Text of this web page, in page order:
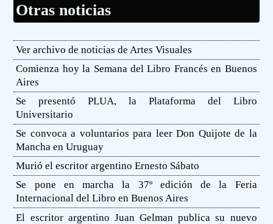
Otras noticias
Ver archivo de noticias de Artes Visuales
Comienza hoy la Semana del Libro Francés en Buenos
Aires
Se presentó PLUA, la Plataforma del Libro
Universitario
Se convoca a voluntarios para leer Don Quijote de la
Mancha en Uruguay
Murió el escritor argentino Ernesto Sábato
Se pone en marcha la 37º edición de la Feria
Internacional del Libro en Buenos Aires
El escritor argentino Juan Gelman publica su nuevo